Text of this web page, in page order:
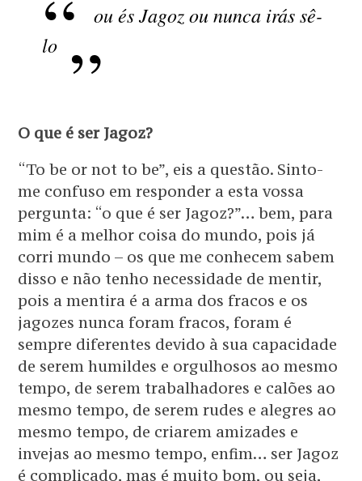
ou és Jagoz ou nunca irás sê-
lo
O que é ser Jagoz?
“To be or not to be”, eis a questão. Sinto-
me confuso em responder a esta vossa
pergunta: “o que é ser Jagoz?”… bem, para
mim é a melhor coisa do mundo, pois já
corri mundo – os que me conhecem sabem
disso e não tenho necessidade de mentir,
pois a mentira é a arma dos fracos e os
jagozes nunca foram fracos, foram é
sempre diferentes devido à sua capacidade
de serem humildes e orgulhosos ao mesmo
tempo, de serem trabalhadores e calões ao
mesmo tempo, de serem rudes e alegres ao
mesmo tempo, de criarem amizades e
invejas ao mesmo tempo, enfim… ser Jagoz
é complicado, mas é muito bom, ou seja,